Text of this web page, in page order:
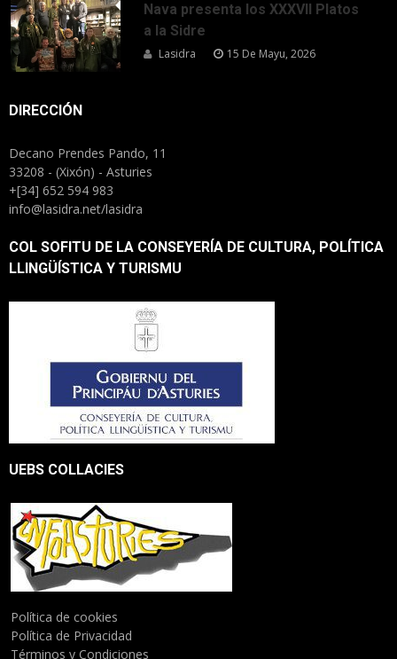
Nava presenta los XXXVII Platos
a la Sidre
Lasidra 15 De Mayu, 2026
DIRECCIÓN
Decano Prendes Pando, 11
33208 - (Xixón) - Asturies
+[34] 652 594 983
info@lasidra.net/lasidra
COL SOFITU DE LA CONSEYERÍA DE CULTURA, POLÍTICA
LLINGÜÍSTICA Y TURISMU
UEBS COLLACIES
Política de cookies
Política de Privacidad
Términos y Condiciones